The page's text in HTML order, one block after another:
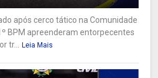
após cerco tático na Comunidade
BPM apreenderam entorpecentes
tr... Leia Mais